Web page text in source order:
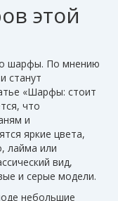
этой
шарфы. По мнению
станут
«Шарфы: стоит
что
и
яркие цвета,
лайма или
вид,
и серые модели.
небольшие